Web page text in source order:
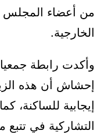
من أعضاء المجلس
الخارجية.
وأكدت رابطة
إحشاش أن هذه
إيجابية للساكنة،
التشاركية في تتبع